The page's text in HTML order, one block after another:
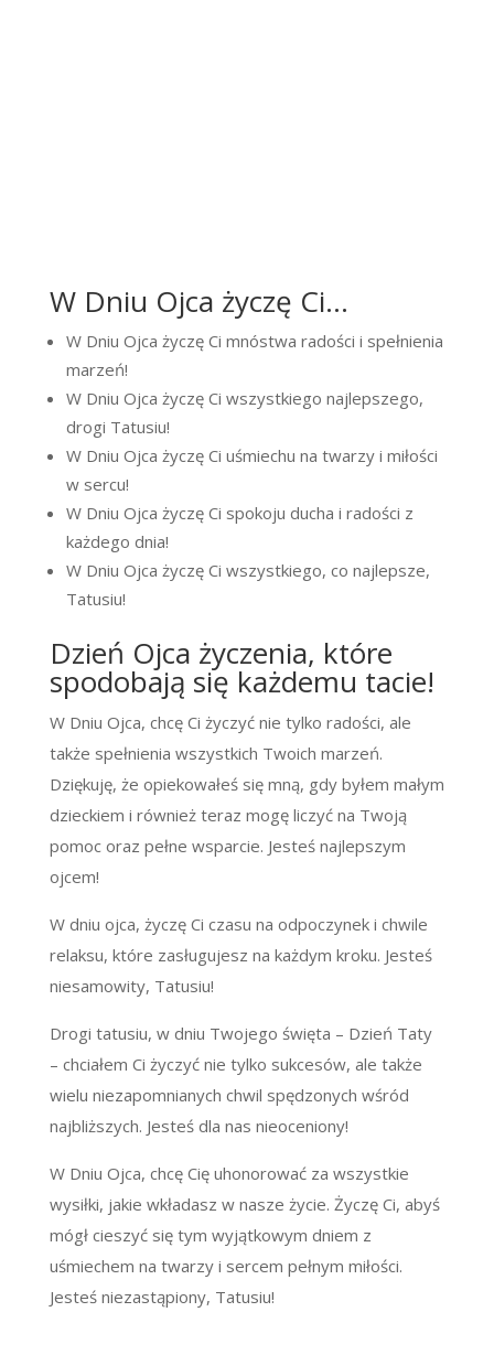
W Dniu Ojca życzę Ci…
W Dniu Ojca życzę Ci mnóstwa radości i spełnienia
marzeń!
W Dniu Ojca życzę Ci wszystkiego najlepszego,
drogi Tatusiu!
W Dniu Ojca życzę Ci uśmiechu na twarzy i miłości
w sercu!
W Dniu Ojca życzę Ci spokoju ducha i radości z
każdego dnia!
W Dniu Ojca życzę Ci wszystkiego, co najlepsze,
Tatusiu!
Dzień Ojca życzenia, które
spodobają się każdemu tacie!
W Dniu Ojca, chcę Ci życzyć nie tylko radości, ale
także spełnienia wszystkich Twoich marzeń.
Dziękuję, że opiekowałeś się mną, gdy byłem małym
dzieckiem i również teraz mogę liczyć na Twoją
pomoc oraz pełne wsparcie. Jesteś najlepszym
ojcem!
W dniu ojca, życzę Ci czasu na odpoczynek i chwile
relaksu, które zasługujesz na każdym kroku. Jesteś
niesamowity, Tatusiu!
Drogi tatusiu, w dniu Twojego święta – Dzień Taty
– chciałem Ci życzyć nie tylko sukcesów, ale także
wielu niezapomnianych chwil spędzonych wśród
najbliższych. Jesteś dla nas nieoceniony!
W Dniu Ojca, chcę Cię uhonorować za wszystkie
wysiłki, jakie wkładasz w nasze życie. Życzę Ci, abyś
mógł cieszyć się tym wyjątkowym dniem z
uśmiechem na twarzy i sercem pełnym miłości.
Jesteś niezastąpiony, Tatusiu!